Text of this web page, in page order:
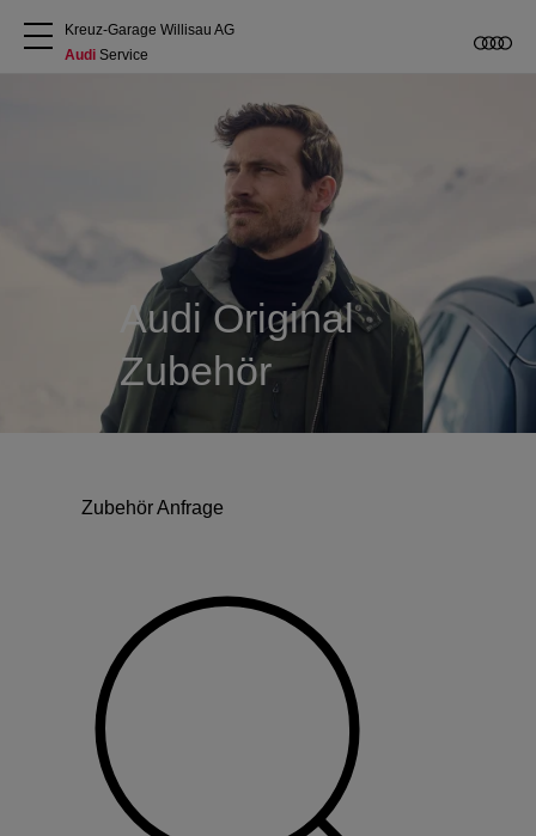
Service & Reparatur
Audi Original Zubehör
Geschäftskunden
Kreuz-Garage Willisau AG
Audi Service
Audi Original
Zubehör
Zubehör Anfrage